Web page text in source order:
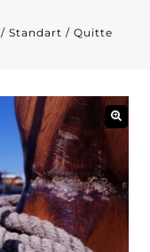
/ Standart / Quitte